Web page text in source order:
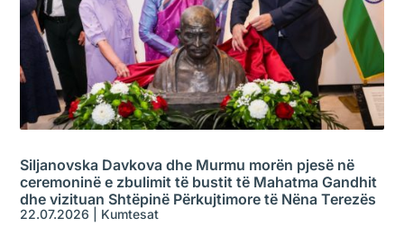
Siljanovska Davkova dhe Murmu morën pjesë në
ceremoninë e zbulimit të bustit të Mahatma Gandhit
dhe vizituan Shtëpinë Përkujtimore të Nëna Terezës
22.07.2026 Kumtesat